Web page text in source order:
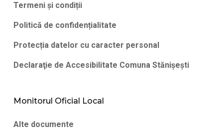
Termeni și condiții
Politică de confidențialitate
Protecția datelor cu caracter personal
Declaraţie de Accesibilitate Comuna Stănişeşti
Monitorul Oficial Local
Alte documente